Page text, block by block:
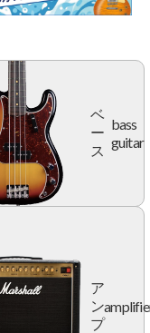
ベ
ー
ス
bass
guitar
ア
ン
プ